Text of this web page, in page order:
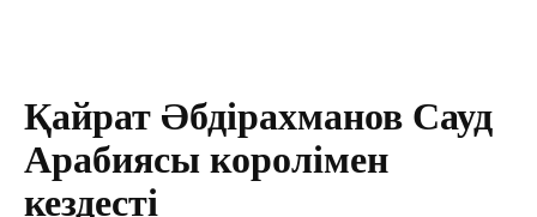
Қайрат Әбдірахманов Сауд
Арабиясы королімен
кездесті